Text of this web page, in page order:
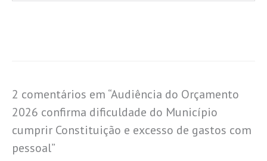
2 comentários em “Audiência do Orçamento
2026 confirma dificuldade do Município
cumprir Constituição e excesso de gastos com
pessoal”